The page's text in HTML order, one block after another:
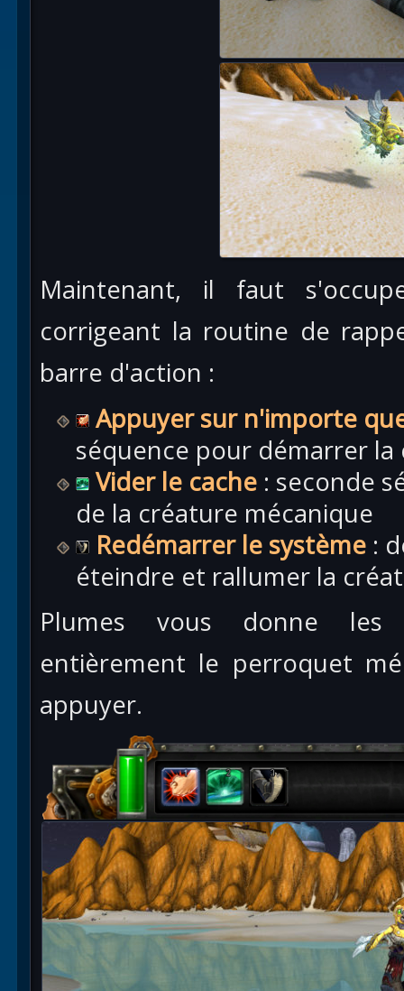
Maintenant, il faut
corrigeant la routine de
barre d'action :
Appuyer sur n'importe
séquence pour démarrer
Vider le cache : seconde
de la créature mécanique
Redémarrer le système :
éteindre et rallumer la
Plumes vous donne les
entièrement le perroquet
appuyer.